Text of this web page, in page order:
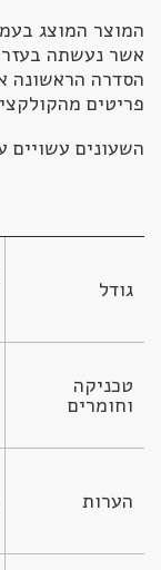
המוצר המוצג
אשר נעשתה
הסדרה הראשונה
פריטים
השעונים עשויים
גודל
וחומרים
הערות